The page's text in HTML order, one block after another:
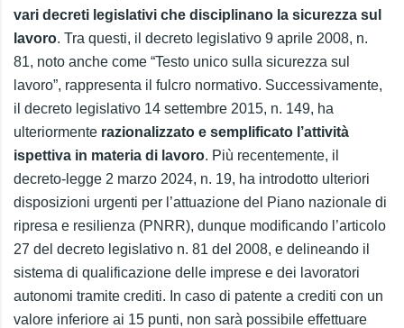
vari decreti legislativi che disciplinano la sicurezza sul
lavoro. Tra questi, il decreto legislativo 9 aprile 2008, n.
81, noto anche come “Testo unico sulla sicurezza sul
lavoro”, rappresenta il fulcro normativo. Successivamente,
il decreto legislativo 14 settembre 2015, n. 149, ha
ulteriormente razionalizzato e semplificato l’attività
ispettiva in materia di lavoro. Più recentemente, il
decreto-legge 2 marzo 2024, n. 19, ha introdotto ulteriori
disposizioni urgenti per l’attuazione del Piano nazionale di
ripresa e resilienza (PNRR), dunque modificando l’articolo
27 del decreto legislativo n. 81 del 2008, e delineando il
sistema di qualificazione delle imprese e dei lavoratori
autonomi tramite crediti. In caso di patente a crediti con un
valore inferiore ai 15 punti, non sarà possibile effettuare